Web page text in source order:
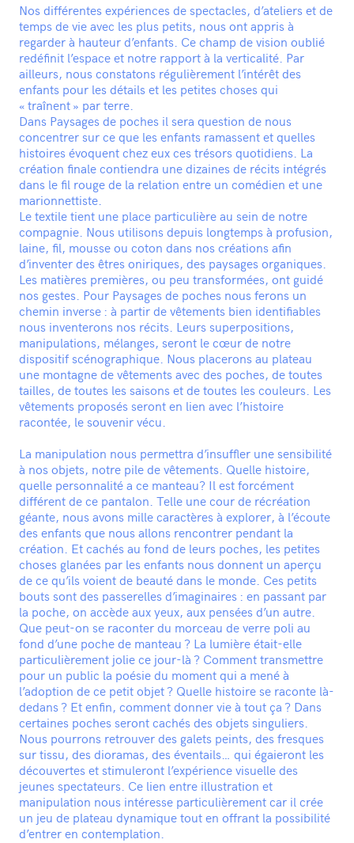
Nos différentes expériences de spectacles, d’ateliers et de
temps de vie avec les plus petits, nous ont appris à
regarder à hauteur d’enfants. Ce champ de vision oublié
redéfinit l’espace et notre rapport à la verticalité. Par
ailleurs, nous constatons régulièrement l’intérêt des
enfants pour les détails et les petites choses qui
« traînent » par terre.
Dans Paysages de poches il sera question de nous
concentrer sur ce que les enfants ramassent et quelles
histoires évoquent chez eux ces trésors quotidiens. La
création finale contiendra une dizaines de récits intégrés
dans le fil rouge de la relation entre un comédien et une
marionnettiste.
Le textile tient une place particulière au sein de notre
compagnie. Nous utilisons depuis longtemps à profusion,
laine, fil, mousse ou coton dans nos créations afin
d’inventer des êtres oniriques, des paysages organiques.
Les matières premières, ou peu transformées, ont guidé
nos gestes. Pour Paysages de poches nous ferons un
chemin inverse : à partir de vêtements bien identifiables
nous inventerons nos récits. Leurs superpositions,
manipulations, mélanges, seront le cœur de notre
dispositif scénographique. Nous placerons au plateau
une montagne de vêtements avec des poches, de toutes
tailles, de toutes les saisons et de toutes les couleurs. Les
vêtements proposés seront en lien avec l’histoire
racontée, le souvenir vécu.
La manipulation nous permettra d’insuffler une sensibilité
à nos objets, notre pile de vêtements. Quelle histoire,
quelle personnalité a ce manteau? Il est forcément
différent de ce pantalon. Telle une cour de récréation
géante, nous avons mille caractères à explorer, à l’écoute
des enfants que nous allons rencontrer pendant la
création. Et cachés au fond de leurs poches, les petites
choses glanées par les enfants nous donnent un aperçu
de ce qu’ils voient de beauté dans le monde. Ces petits
bouts sont des passerelles d’imaginaires : en passant par
la poche, on accède aux yeux, aux pensées d’un autre.
Que peut-on se raconter du morceau de verre poli au
fond d’une poche de manteau ? La lumière était-elle
particulièrement jolie ce jour-là ? Comment transmettre
pour un public la poésie du moment qui a mené à
l’adoption de ce petit objet ? Quelle histoire se raconte là-
dedans ? Et enfin, comment donner vie à tout ça ? Dans
certaines poches seront cachés des objets singuliers.
Nous pourrons retrouver des galets peints, des fresques
sur tissu, des dioramas, des éventails… qui égaieront les
découvertes et stimuleront l’expérience visuelle des
jeunes spectateurs. Ce lien entre illustration et
manipulation nous intéresse particulièrement car il crée
un jeu de plateau dynamique tout en offrant la possibilité
d’entrer en contemplation.